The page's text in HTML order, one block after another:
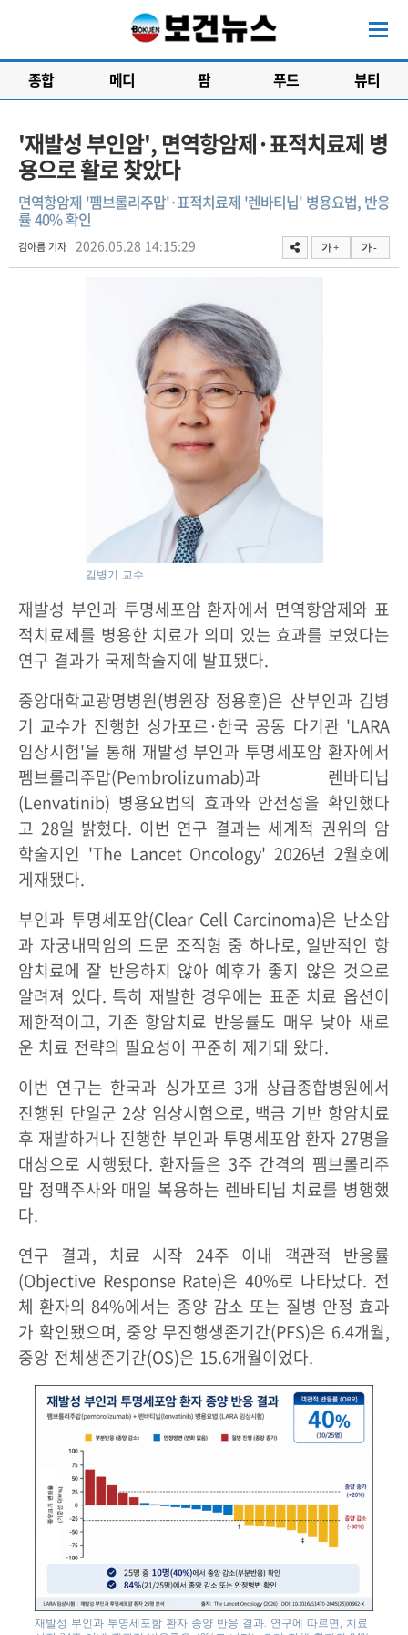
종합 메디 팜 푸드 뷰티
'재발성 부인암', 면역항암제·표적치료제 병
용으로 활로 찾았다
면역항암제 '펨브롤리주맙'·표적치료제 '렌바티닙' 병용요법, 반응
률 40% 확인
김아름 기자 2026.05.28 14:15:29 가 + 가 -
김병기 교수
재발성 부인과 투명세포암 환자에서 면역항암제와 표
적치료제를 병용한 치료가 의미 있는 효과를 보였다는
연구 결과가 국제학술지에 발표됐다.
중앙대학교광명병원(병원장 정용훈)은 산부인과 김병
기 교수가 진행한 싱가포르·한국 공동 다기관 'LARA
임상시험'을 통해 재발성 부인과 투명세포암 환자에서
펨브롤리주맙(Pembrolizumab)과 렌바티닙
(Lenvatinib) 병용요법의 효과와 안전성을 확인했다
고 28일 밝혔다. 이번 연구 결과는 세계적 권위의 암
학술지인 'The Lancet Oncology' 2026년 2월호에
게재됐다.
부인과 투명세포암(Clear Cell Carcinoma)은 난소암
과 자궁내막암의 드문 조직형 중 하나로, 일반적인 항
암치료에 잘 반응하지 않아 예후가 좋지 않은 것으로
알려져 있다. 특히 재발한 경우에는 표준 치료 옵션이
제한적이고, 기존 항암치료 반응률도 매우 낮아 새로
운 치료 전략의 필요성이 꾸준히 제기돼 왔다.
이번 연구는 한국과 싱가포르 3개 상급종합병원에서
진행된 단일군 2상 임상시험으로, 백금 기반 항암치료
후 재발하거나 진행한 부인과 투명세포암 환자 27명을
대상으로 시행됐다. 환자들은 3주 간격의 펨브롤리주
맙 정맥주사와 매일 복용하는 렌바티닙 치료를 병행했
다.
연구 결과, 치료 시작 24주 이내 객관적 반응률
(Objective Response Rate)은 40%로 나타났다. 전
체 환자의 84%에서는 종양 감소 또는 질병 안정 효과
가 확인됐으며, 중앙 무진행생존기간(PFS)은 6.4개월,
중앙 전체생존기간(OS)은 15.6개월이었다.
재발성 부인과 투명세포함 환자 종양 반응 결과. 연구에 따르면, 치료